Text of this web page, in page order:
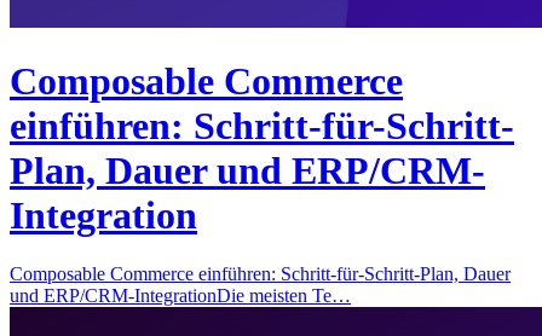
Composable Commerce
einführen: Schritt-für-Schritt-
Plan, Dauer und ERP/CRM-
Integration
Composable Commerce einführen: Schritt-für-Schritt-Plan, Dauer
und ERP/CRM-IntegrationDie meisten Te…